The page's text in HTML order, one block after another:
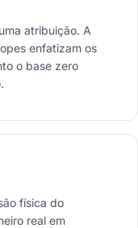
atribuição. A
enfatizam os
o base zero
física do
real em